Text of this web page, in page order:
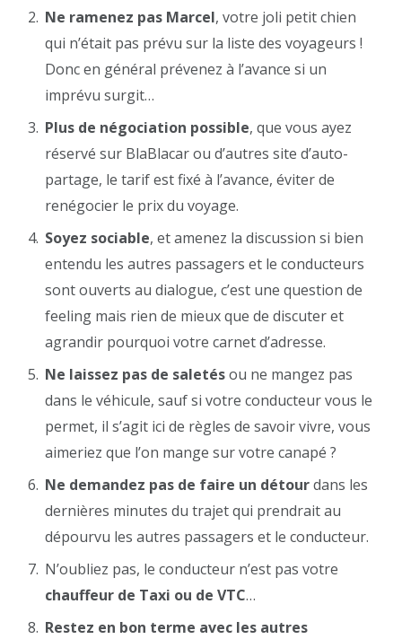
Ne ramenez pas Marcel, votre joli petit chien
qui n’était pas prévu sur la liste des voyageurs !
Donc en général prévenez à l’avance si un
imprévu surgit…
Plus de négociation possible, que vous ayez
réservé sur BlaBlacar ou d’autres site d’auto-
partage, le tarif est fixé à l’avance, éviter de
renégocier le prix du voyage.
Soyez sociable, et amenez la discussion si bien
entendu les autres passagers et le conducteurs
sont ouverts au dialogue, c’est une question de
feeling mais rien de mieux que de discuter et
agrandir pourquoi votre carnet d’adresse.
Ne laissez pas de saletésou ne mangez pas
dans le véhicule, sauf si votre conducteur vous le
permet, il s’agit ici de règles de savoir vivre, vous
aimeriez que l’on mange sur votre canapé ?
Ne demandez pas de faire un détourdans les
dernières minutes du trajet qui prendrait au
dépourvu les autres passagers et le conducteur.
N’oubliez pas, le conducteur n’est pas votre
chauffeur de Taxi ou de VTC…
Restez en bon terme avec les autres